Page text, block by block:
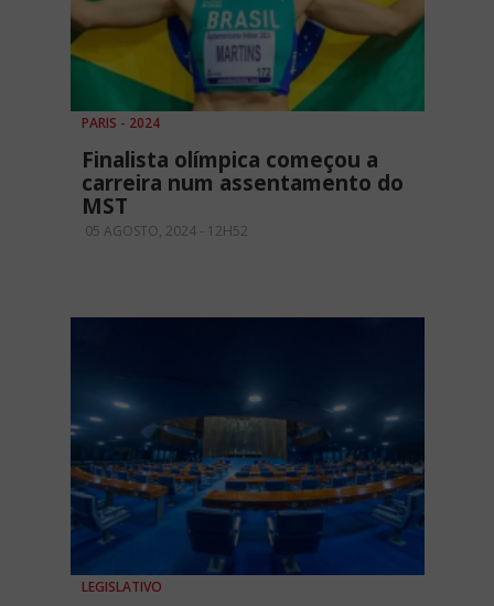
PARIS - 2024
Finalista olímpica começou a
carreira num assentamento do
MST
05 AGOSTO, 2024 - 12H52
LEGISLATIVO